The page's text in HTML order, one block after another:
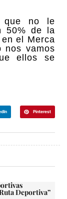
que no le
50% de la
el Merca
nos vamos
ellos se
Pinterest
Deportiva”